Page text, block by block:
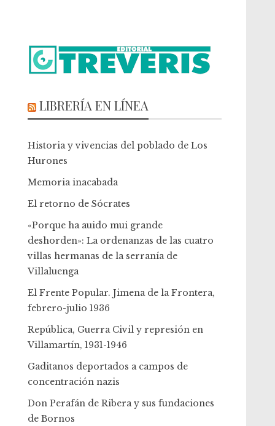
LIBRERÍA EN LÍNEA
Historia y vivencias del poblado de Los
Hurones
Memoria inacabada
El retorno de Sócrates
«Porque ha auido mui grande
deshorden»: La ordenanzas de las cuatro
villas hermanas de la serranía de
Villaluenga
El Frente Popular. Jimena de la Frontera,
febrero-julio 1936
República, Guerra Civil y represión en
Villamartín, 1931-1946
Gaditanos deportados a campos de
concentración nazis
Don Perafán de Ribera y sus fundaciones
de Bornos